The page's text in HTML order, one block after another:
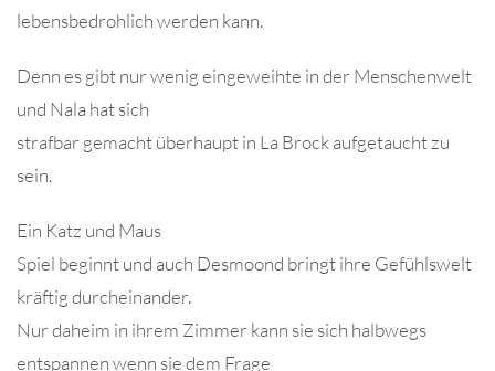
lebensbedrohlich werden kann.
Denn es gibt nur wenig eingeweihte in der Menschenwelt
und Nala hat sich
strafbar gemacht überhaupt in La Brock aufgetaucht zu
sein.
Ein Katz und Maus
Spiel beginnt und auch Desmoond bringt ihre Gefühlswelt
kräftig durcheinander.
Nur daheim in ihrem Zimmer kann sie sich halbwegs
entspannen wenn sie dem Frage